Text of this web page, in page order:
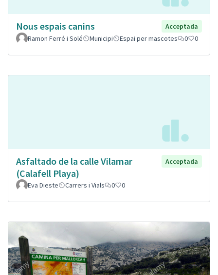
Nous espais canins
Acceptada
Ramon Ferré i Solé
Municipi Espai per mascotes 0 0
Asfaltado de la calle Vilamar
(Calafell Playa)
Acceptada
Eva Dieste Carrers i Vials 0 0